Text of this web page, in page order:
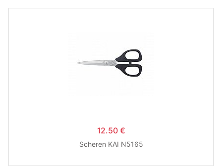
12.50 €
Scheren KAI N5165